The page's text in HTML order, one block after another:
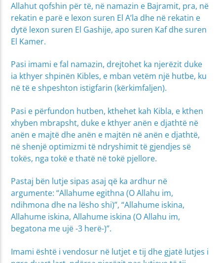
Allahut qofshin për të, në namazin e Bajramit, pra, në
rekatin e parë e lexon suren El A’la dhe në rekatin e
dytë lexon suren El Gashije, apo suren Kaf dhe suren
El Kamer.
Pasi imami e fal namazin, drejtohet ka njerëzit duke
ia kthyer shpinën Kibles, e mban vetëm një hutbe, ku
në të e shpeshton istigfarin (kërkimfaljen).
Pasi e përfundon hutben, kthehet kah Kibla, e kthen
xhyben mbrapsht, duke e kthyer anën e djathtë në
anën e majtë dhe anën e majtën në anën e djathtë,
në shenjë optimizmi të ndryshimit të gjendjes së
tokës, nga tokë e thatë në tokë pjellore.
Pastaj bën lutje sipas asaj që ka ardhur në
argumente: “Allahume egithna (O Allahu im,
ndihmona dhe na lësho shi)”, “Allahume iskina,
Allahume iskina, Allahume iskina (O Allahu im,
begatona me ujë -3 herë-)”.
Imami është i vendosur në lutjet e tij dhe gjatë lutjes i